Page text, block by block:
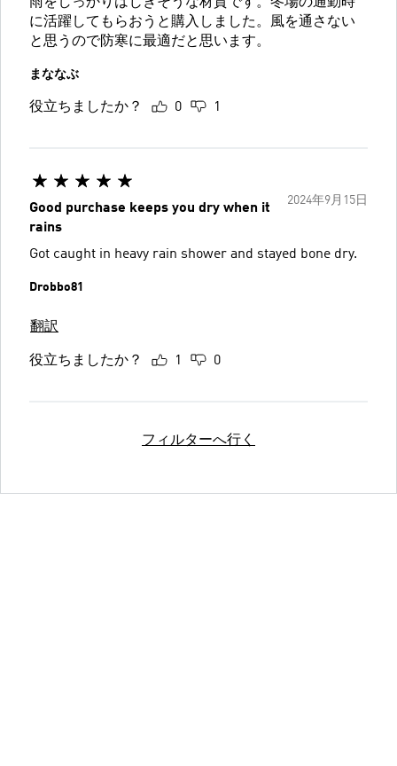
に活躍してもらおうと購入しました。風を通さない
と思うので防寒に最適だと思います。
まななぶ
役立ちましたか？ 0 1
2024年9月15日
Good purchase keeps you dry when it
rains
Got caught in heavy rain shower and stayed bone dry.
Drobbo81
翻訳
役立ちましたか？ 1 0
フィルターへ行く